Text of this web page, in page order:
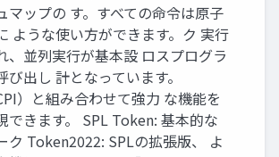
マップの す。すべての命令は原子
ような使い方ができます。ク 実行
、並列実行が基本設 ロスプログラ
び出し 計となっています。
）と組み合わせて強力 な機能を
できます。 SPL Token: 基本的な
ク Token2022: SPLの拡張版、 よ